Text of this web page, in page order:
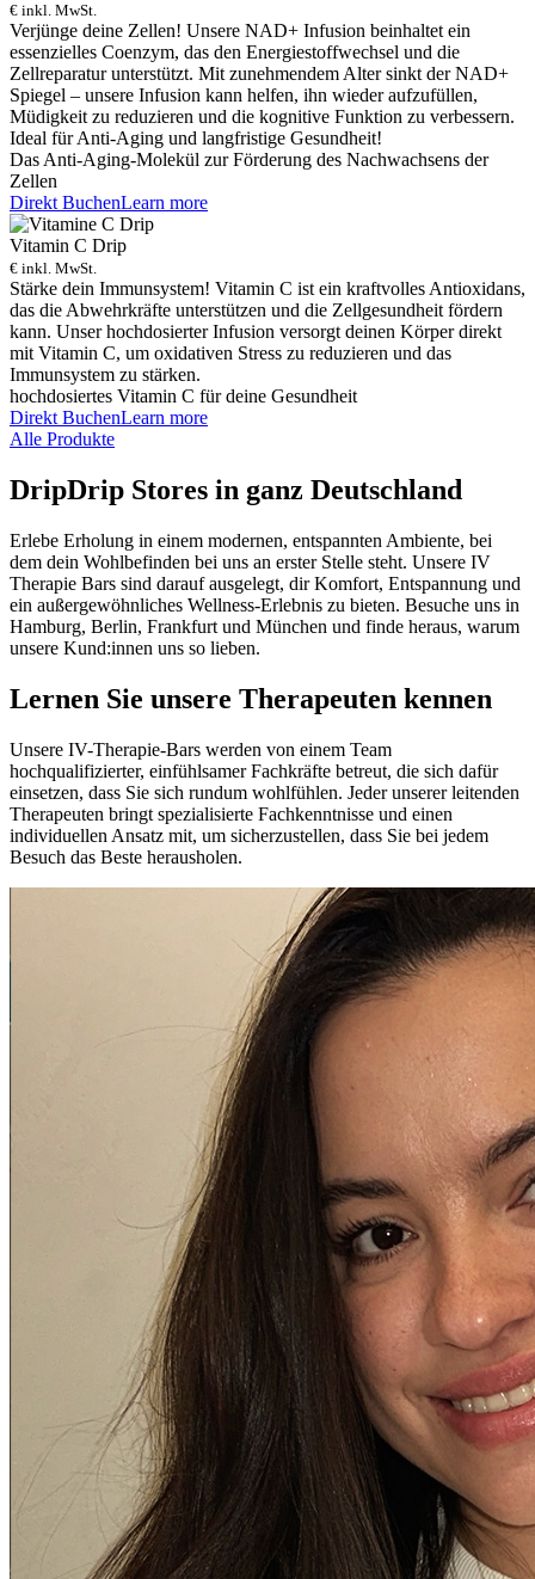
€ inkl. MwSt.
Verjünge deine Zellen! Unsere NAD+ Infusion beinhaltet ein
essenzielles Coenzym, das den Energiestoffwechsel und die
Zellreparatur unterstützt. Mit zunehmendem Alter sinkt der NAD+
Spiegel – unsere Infusion kann helfen, ihn wieder aufzufüllen,
Müdigkeit zu reduzieren und die kognitive Funktion zu verbessern.
Ideal für Anti-Aging und langfristige Gesundheit!
Das Anti-Aging-Molekül zur Förderung des Nachwachsens der
Zellen
Direkt BuchenLearn more
Vitamin C Drip
€ inkl. MwSt.
Stärke dein Immunsystem! Vitamin C ist ein kraftvolles Antioxidans,
das die Abwehrkräfte unterstützen und die Zellgesundheit fördern
kann. Unser hochdosierter Infusion versorgt deinen Körper direkt
mit Vitamin C, um oxidativen Stress zu reduzieren und das
Immunsystem zu stärken.
hochdosiertes Vitamin C für deine Gesundheit
Direkt BuchenLearn more
Alle Produkte
DripDrip Stores in ganz Deutschland
Erlebe Erholung in einem modernen, entspannten Ambiente, bei
dem dein Wohlbefinden bei uns an erster Stelle steht. Unsere IV
Therapie Bars sind darauf ausgelegt, dir Komfort, Entspannung und
ein außergewöhnliches Wellness-Erlebnis zu bieten. Besuche uns in
Hamburg, Berlin, Frankfurt und München und finde heraus, warum
unsere Kund:innen uns so lieben.
Lernen Sie unsere Therapeuten kennen
Unsere IV-Therapie-Bars werden von einem Team
hochqualifizierter, einfühlsamer Fachkräfte betreut, die sich dafür
einsetzen, dass Sie sich rundum wohlfühlen. Jeder unserer leitenden
Therapeuten bringt spezialisierte Fachkenntnisse und einen
individuellen Ansatz mit, um sicherzustellen, dass Sie bei jedem
Besuch das Beste herausholen.